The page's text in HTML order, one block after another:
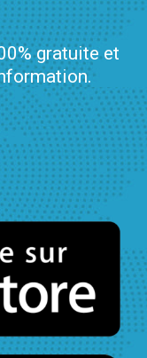
gratuite et